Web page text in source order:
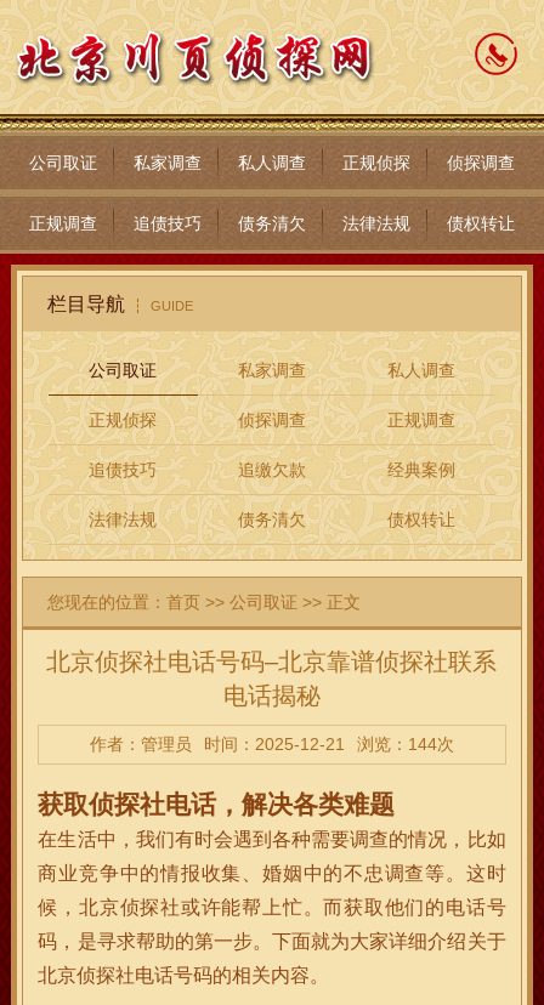
公司取证 私家调查 私人调查 正规侦探 侦探调查
正规调查 追债技巧 债务清欠 法律法规 债权转让
栏目导航 GUIDE
公司取证 私家调查 私人调查
正规侦探 侦探调查 正规调查
追债技巧 追缴欠款 经典案例
法律法规 债务清欠 债权转让
您现在的位置：首页 >>公司取证 >> 正文
北京侦探社电话号码–北京靠谱侦探社联系
电话揭秘
作者：管理员 时间：2025-12-21 浏览：144次
获取侦探社电话，解决各类难题
在生活中，我们有时会遇到各种需要调查的情况，比如
商业竞争中的情报收集、婚姻中的不忠调查等。这时
候，北京侦探社或许能帮上忙。而获取他们的电话号
码，是寻求帮助的第一步。下面就为大家详细介绍关于
北京侦探社电话号码的相关内容。